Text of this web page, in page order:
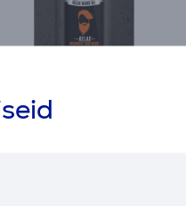
Wahl Relax 30 ml